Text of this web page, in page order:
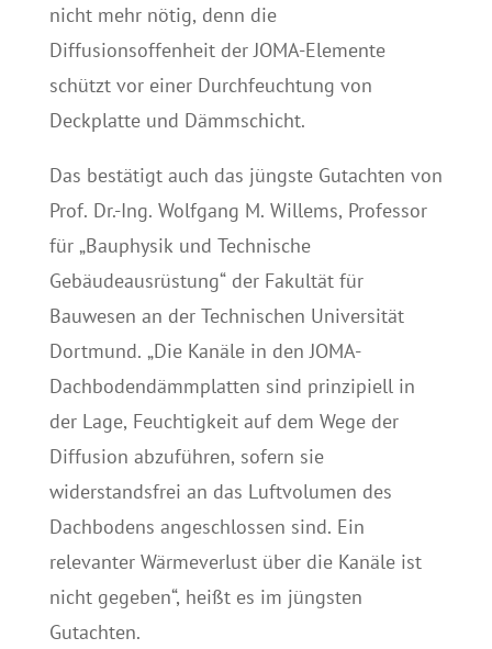
nicht mehr nötig, denn die
Diffusionsoffenheit der JOMA-Elemente
schützt vor einer Durchfeuchtung von
Deckplatte und Dämmschicht.
Das bestätigt auch das jüngste Gutachten von
Prof. Dr.-Ing. Wolfgang M. Willems, Professor
für „Bauphysik und Technische
Gebäudeausrüstung“ der Fakultät für
Bauwesen an der Technischen Universität
Dortmund. „Die Kanäle in den JOMA-
Dachbodendämmplatten sind prinzipiell in
der Lage, Feuchtigkeit auf dem Wege der
Diffusion abzuführen, sofern sie
widerstandsfrei an das Luftvolumen des
Dachbodens angeschlossen sind. Ein
relevanter Wärmeverlust über die Kanäle ist
nicht gegeben“, heißt es im jüngsten
Gutachten.